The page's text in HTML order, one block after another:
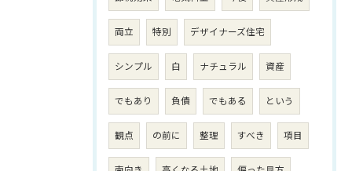
両立 特別 デザイナーズ住宅
シンプル 白 ナチュラル 資産
でもあり 負債 でもある という
観点 の前に 整理 すべき 項目